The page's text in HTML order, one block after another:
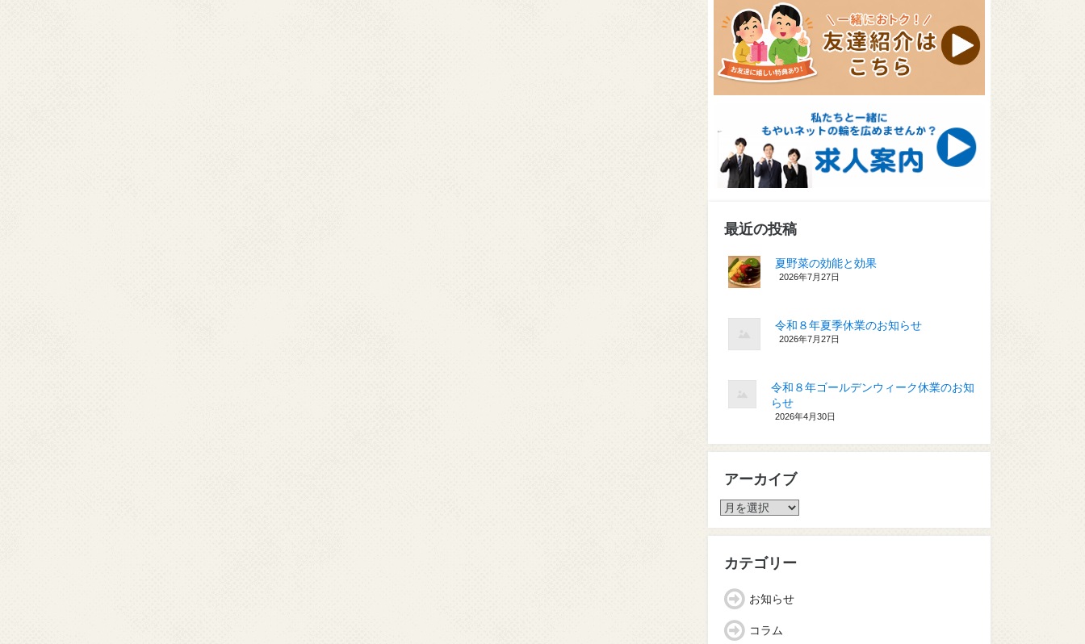
最近の投稿
夏野菜の効能と効果
2026年7月27日
令和８年夏季休業のお知らせ
2026年7月27日
令和８年ゴールデンウィーク休業のお知
らせ
2026年4月30日
アーカイブ
ア
カ
ブ
カテゴリー
お知らせ
コラム